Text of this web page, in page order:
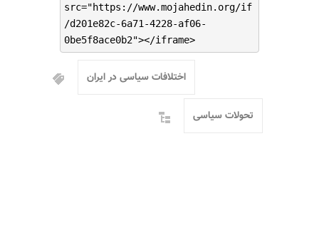
src="https://www.mojahedin.org/if
/d201e82c-6a71-4228-af06-
0be5f8ace0b2"></iframe>
اختلافات سیاسی در ایران
تحولات سیاسی